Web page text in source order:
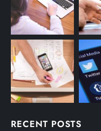
RECENT POSTS